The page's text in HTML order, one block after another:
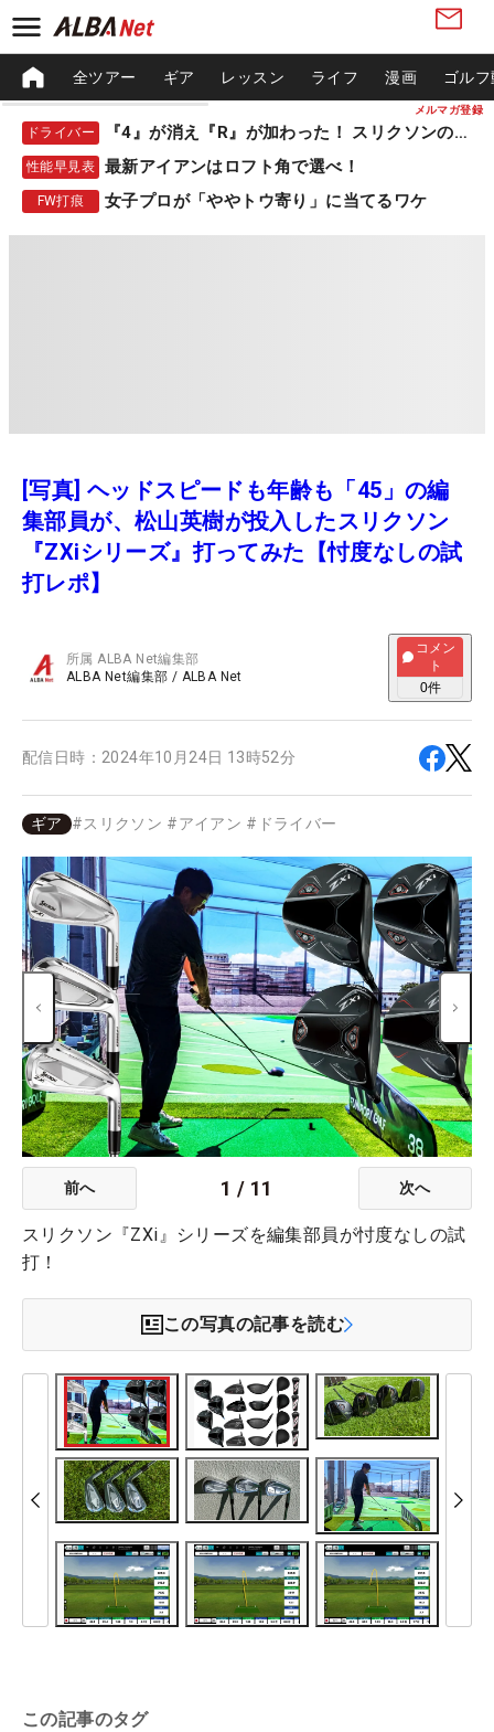
メルマガ登録
全ツアー ギア レッスン ライフ 漫画 ゴル
ドライバー 『4』が消え『R』が加わった！ スリクソンの新作
性能早見表 最新アイアンはロフト角で選べ！
FW打痕 女子プロが「ややトウ寄り」に当てるワケ
[写真] ヘッドスピードも年齢も「45」の編
集部員が、松山英樹が投入したスリクソン
『ZXiシリーズ』打ってみた【忖度なしの試
打レポ】
所属ALBA Net編集部
ALBA Net編集部 / ALBA Net
コメン
ト
0件
配信日時： 2024年10月24日 13時52分
ギア #スリクソン #アイアン # ドライバー
前へ 1 / 11 次へ
スリクソン『ZXi』シリーズを編集部員が忖度なしの試
打！
この写真の記事を読む
この記事のタグ